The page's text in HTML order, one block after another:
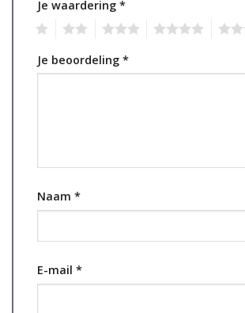
Je waardering *
Je beoordeling *
Naam *
E-mail *